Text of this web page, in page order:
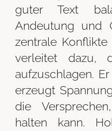
guter Text
Andeutung und
zentrale
verleitet dazu,
aufzuschlagen.
erzeugt
die
halten kann.